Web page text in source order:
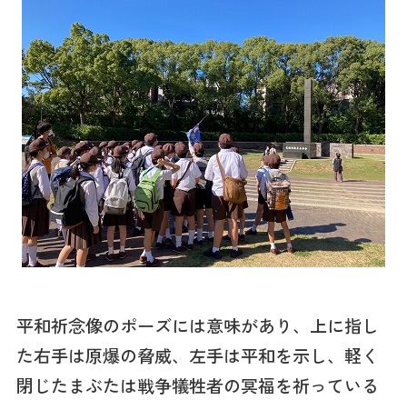
平和祈念像のポーズには意味があり、上に指し
た右手は原爆の脅威、左手は平和を示し、軽く
閉じたまぶたは戦争犠牲者の冥福を祈っている